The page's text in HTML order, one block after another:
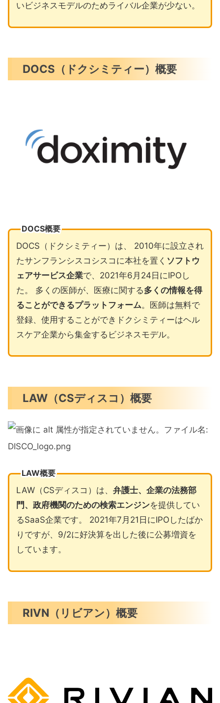
いビジネスモデルのためライバル企業が少ない。
DOCS（ドクシミティー）概要
DOCS概要
DOCS（ドクシミティー）は、 2010年に設立され
たサンフランシスコシスコに本社を置く ソフトウ
ェアサービス企業で、2021年6月24日にIPOし
た。 多くの医師が、医療に関する多くの情報を得
ることができるプラットフォーム。医師は無料で
登録、使用することができドクシミティーはヘル
スケア企業から集金するビジネスモデル。
LAW（CSディスコ）概要
LAW概要
LAW（CSディスコ）は、 弁護士、企業の法務部
門、政府機関のための検索エンジンを提供してい
るSaaS企業です。 2021年7月21日にIPOしたばか
りですが、9/2に好決算を出した後に公募増資を
しています。
RIVN（リビアン）概要